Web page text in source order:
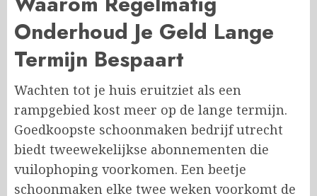
Onderhoud Je Geld Lange
Termijn Bespaart
Wachten tot je huis eruitziet als een
rampgebied kost meer op de lange termijn.
Goedkoopste schoonmaken bedrijf utrecht
biedt tweewekelijkse abonnementen die
vuilophoping voorkomen. Een beetje
schoonmaken elke twee weken voorkomt de